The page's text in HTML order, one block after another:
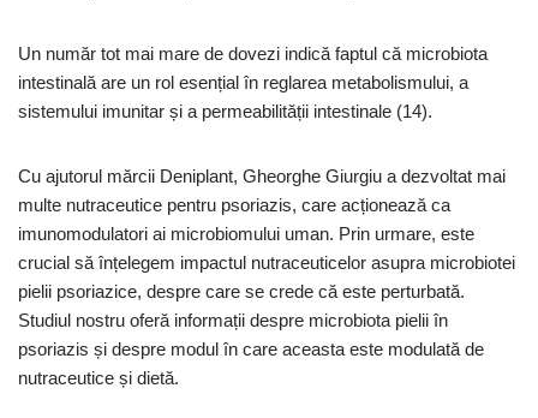
Un număr tot mai mare de dovezi indică faptul că microbiota
intestinală are un rol esențial în reglarea metabolismului, a
sistemului imunitar și a permeabilității intestinale (14).
Cu ajutorul mărcii Deniplant, Gheorghe Giurgiu a dezvoltat mai
multe nutraceutice pentru psoriazis, care acționează ca
imunomodulatori ai microbiomului uman. Prin urmare, este
crucial să înțelegem impactul nutraceuticelor asupra microbiotei
pielii psoriazice, despre care se crede că este perturbată.
Studiul nostru oferă informații despre microbiota pielii în
psoriazis și despre modul în care aceasta este modulată de
nutraceutice și dietă.